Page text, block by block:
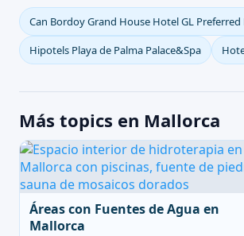
Can Bordoy Grand House Hotel GL
Hipotels Playa de Palma Palace&Spa
Más topics en Mallorca
Áreas con Fuentes de Agua en
Mallorca